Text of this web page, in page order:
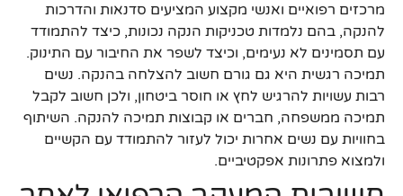
מרכזים רפואיים ואנשי מקצוע המציעים סדנאות והדרכות
להנקה, בהם נלמדות טכניקות הנקה נכונות, כיצד להתמודד
עם תסמינים לא נעימים, וכיצד לשפר את החיבור עם התינוק.
תמיכה רגשית היא גם גורם חשוב להצלחה בהנקה. נשים
רבות עשויות להרגיש לחץ או חוסר ביטחון, ולכן חשוב לקבל
תמיכה ממשפחה, חברים או קבוצות תמיכה להנקה. השיתוף
בחוויות עם נשים אחרות יכול לעזור להתמודד עם הקשיים
ולמצוא פתרונות אפקטיביים.